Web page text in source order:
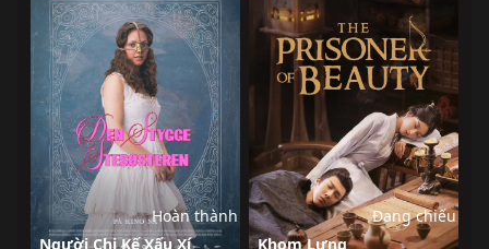
Người Chị Kế Xấu Xí
Hoàn thành
Khom Lưng
Đang chiếu